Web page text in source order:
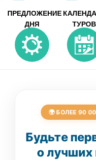
ПРЕДЛОЖЕНИЕ
ДНЯ
ТУРОВ
🌍 БОЛЕЕ 90
Будьте
о лучших